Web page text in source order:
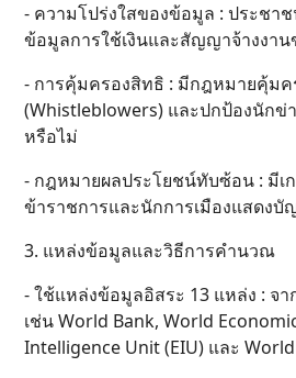
- ความโปร่งใสของข้อมูล : ประชา
ข้อมูลการใช้เงินและสัญญาจ้างงาน
- การคุ้มครองสิทธิ : มีกฎหมายคุ้มค
(Whistleblowers) และปกป้องนักข่
หรือไม่
- กฎหมายผลประโยชน์ทับซ้อน : มี
ข้าราชการและนักการเมืองแสดง
3. แหล่งข้อมูลและวิธีการคำนวณ
- ใช้แหล่งข้อมูลอิสระ 13 แหล่ง : จ
เช่น World Bank, World
Intelligence Unit (EIU) และ World